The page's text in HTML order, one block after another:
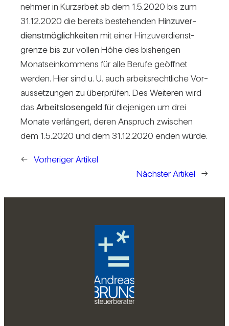
nehmer in Kurz­ar­beit ab dem 1.5.2020 bis zum
31.12.2020 die bereits bestehenden Hin­zu­ver­
dienst­mög­lich­keitenmit einer Hin­zu­ver­dienst­
grenze bis zur vollen Höhe des bis­he­rigen
Monats­ein­kom­mens für alle Berufe geöffnet
werden. Hier sind u. U. auch arbeits­recht­liche Vor­
aus­set­zungen zu über­prüfen. Des Wei­teren wird
das Arbeits­lo­sen­geldfür die­je­nigen um drei
Monate ver­län­gert, deren Anspruch zwi­schen
dem 1.5.2020 und dem 31.12.2020 enden würde.
← Vorheriger Artikel
Nächster Artikel
→